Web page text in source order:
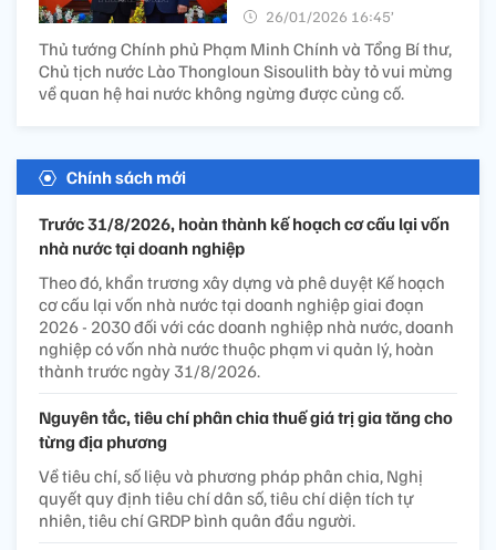
26/01/2026 16:45’
Thủ tướng Chính phủ Phạm Minh Chính và Tổng Bí thư,
Chủ tịch nước Lào Thongloun Sisoulith bày tỏ vui mừng
về quan hệ hai nước không ngừng được củng cố.
Chính sách mới
Trước 31/8/2026, hoàn thành kế hoạch cơ cấu lại vốn
nhà nước tại doanh nghiệp
Theo đó, khẩn trương xây dựng và phê duyệt Kế hoạch
cơ cấu lại vốn nhà nước tại doanh nghiệp giai đoạn
2026 - 2030 đối với các doanh nghiệp nhà nước, doanh
nghiệp có vốn nhà nước thuộc phạm vi quản lý, hoàn
thành trước ngày 31/8/2026.
Nguyên tắc, tiêu chí phân chia thuế giá trị gia tăng cho
từng địa phương
Về tiêu chí, số liệu và phương pháp phân chia, Nghị
quyết quy định tiêu chí dân số, tiêu chí diện tích tự
nhiên, tiêu chí GRDP bình quân đầu người.